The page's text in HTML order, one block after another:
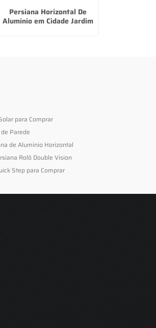
Persiana Horizontal De
Alumínio em Cidade Jardim
para Comprar
Parede
de Alumínio Horizontal
Rolô Double Vision
Step para Comprar